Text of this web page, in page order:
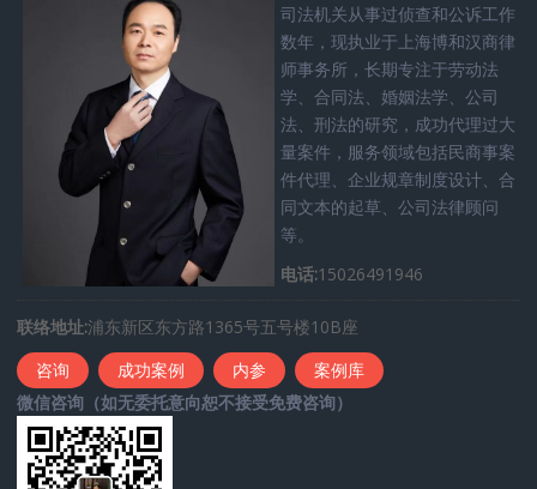
司法机关从事过侦查和公诉工作
数年，现执业于上海博和汉商律
师事务所，长期专注于劳动法
学、合同法、婚姻法学、公司
法、刑法的研究，成功代理过大
量案件，服务领域包括民商事案
件代理、企业规章制度设计、合
同文本的起草、公司法律顾问
等。
电话:15026491946
联络地址:浦东新区东方路1365号五号楼10B座
咨询
成功案例 内参
案例库
微信咨询（如无委托意向恕不接受免费咨询）